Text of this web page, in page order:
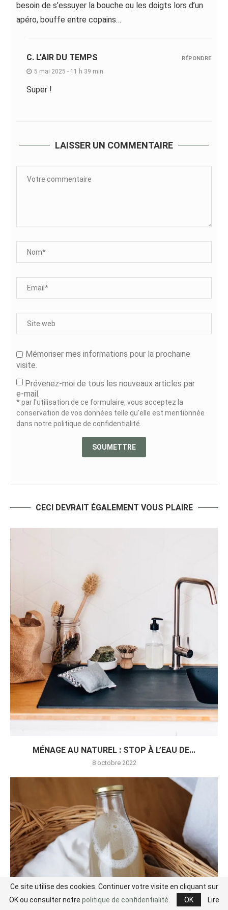
besoin de s’essuyer la bouche ou les doigts lors d’un
apéro, bouffe entre copains…
C. L'AIR DU TEMPS
5 mai 2025 - 11 h 39 min
Super !
RÉPONDRE
LAISSER UN COMMENTAIRE
Mémoriser mes informations pour la prochaine
visite.
Prévenez-moi de tous les nouveaux articles par
e-mail.
* par l'utilisation de ce formulaire, vous acceptez la
conservation de vos données telle qu'elle est mentionnée
dans notre politique de confidentialité.
CECI DEVRAIT ÉGALEMENT VOUS PLAIRE
MÉNAGE AU NATUREL : STOP À L’EAU DE...
8 octobre 2022
Ce site utilise des cookies. Continuer votre visite en cliquant sur
OK ou consulter notre politique de confidentialité OK Lire